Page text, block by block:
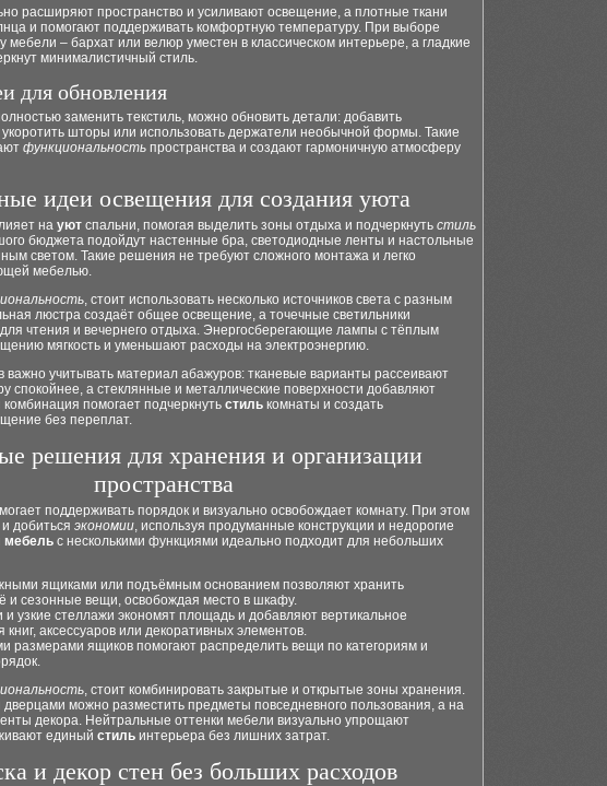
расширяют пространство и усиливают освещение, а плотные ткани
и помогают поддерживать комфортную температуру. При выборе
мебели – бархат или велюр уместен в классическом интерьере, а гладкие
минималистичный стиль.
для обновления
заменить текстиль, можно обновить детали: добавить
шторы или использовать держатели необычной формы. Такие
функциональность пространства и создают гармоничную атмосферу
идеи освещения для создания уюта
на уют спальни, помогая выделить зоны отдыха и подчеркнуть стиль
бюджета подойдут настенные бра, светодиодные ленты и настольные
светом. Такие решения не требуют сложного монтажа и легко
мебелью.
, стоит использовать несколько источников света с разным
люстра создаёт общее освещение, а точечные светильники
чтения и вечернего отдыха. Энергосберегающие лампы с тёплым
мягкость и уменьшают расходы на электроэнергию.
важно учитывать материал абажуров: тканевые варианты рассеивают
спокойнее, а стеклянные и металлические поверхности добавляют
помогает подчеркнуть стиль комнаты и создать
без переплат.
решения для хранения и организации
пространства
поддерживать порядок и визуально освобождает комнату. При этом
и добиться экономии, используя продуманные конструкции и недорогие
мебель с несколькими функциями идеально подходит для небольших
ящиками или подъёмным основанием позволяют хранить
и сезонные вещи, освобождая место в шкафу.
и узкие стеллажи экономят площадь и добавляют вертикальное
книг, аксессуаров или декоративных элементов.
размерами ящиков помогают распределить вещи по категориям и
, стоит комбинировать закрытые и открытые зоны хранения.
можно разместить предметы повседневного пользования, а на
декора. Нейтральные оттенки мебели визуально упрощают
единый стиль интерьера без лишних затрат.
и декор стен без больших расходов